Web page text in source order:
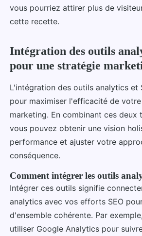
vous pourriez attirer plus de
cette recette.
Intégration des outils
pour une stratégie
L'intégration des outils analytics et
pour maximiser l'efficacité de
marketing. En combinant ces deux
vous pouvez obtenir une vision
performance et ajuster votre
conséquence.
Comment intégrer les outils
Intégrer ces outils signifie
analytics avec vos efforts SEO
d'ensemble cohérente. Par
utiliser Google Analytics pour